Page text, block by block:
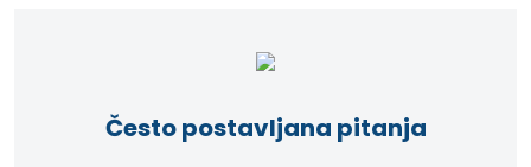
Često postavljana pitanja